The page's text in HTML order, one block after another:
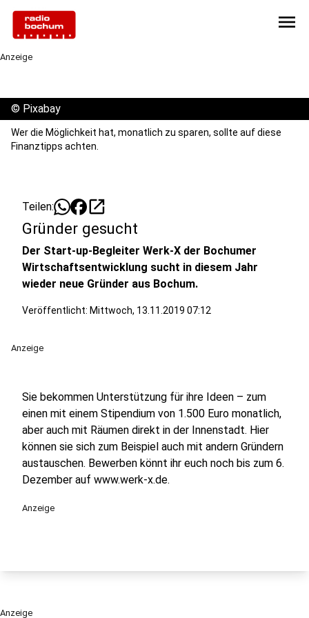
menu
Anzeige
© Pixabay
Wer die Möglichkeit hat, monatlich zu sparen, sollte auf diese
Finanztipps achten.
Teilen: open_in_new
Gründer gesucht
Der Start-up-Begleiter Werk-X der Bochumer
Wirtschaftsentwicklung sucht in diesem Jahr
wieder neue Gründer aus Bochum.
Veröffentlicht: Mittwoch, 13.11.2019 07:12
Anzeige
Sie bekommen Unterstützung für ihre Ideen – zum
einen mit einem Stipendium von 1.500 Euro monatlich,
aber auch mit Räumen direkt in der Innenstadt. Hier
können sie sich zum Beispiel auch mit andern Gründern
austauschen. Bewerben könnt ihr euch noch bis zum 6.
Dezember auf www.werk-x.de.
Anzeige
Anzeige